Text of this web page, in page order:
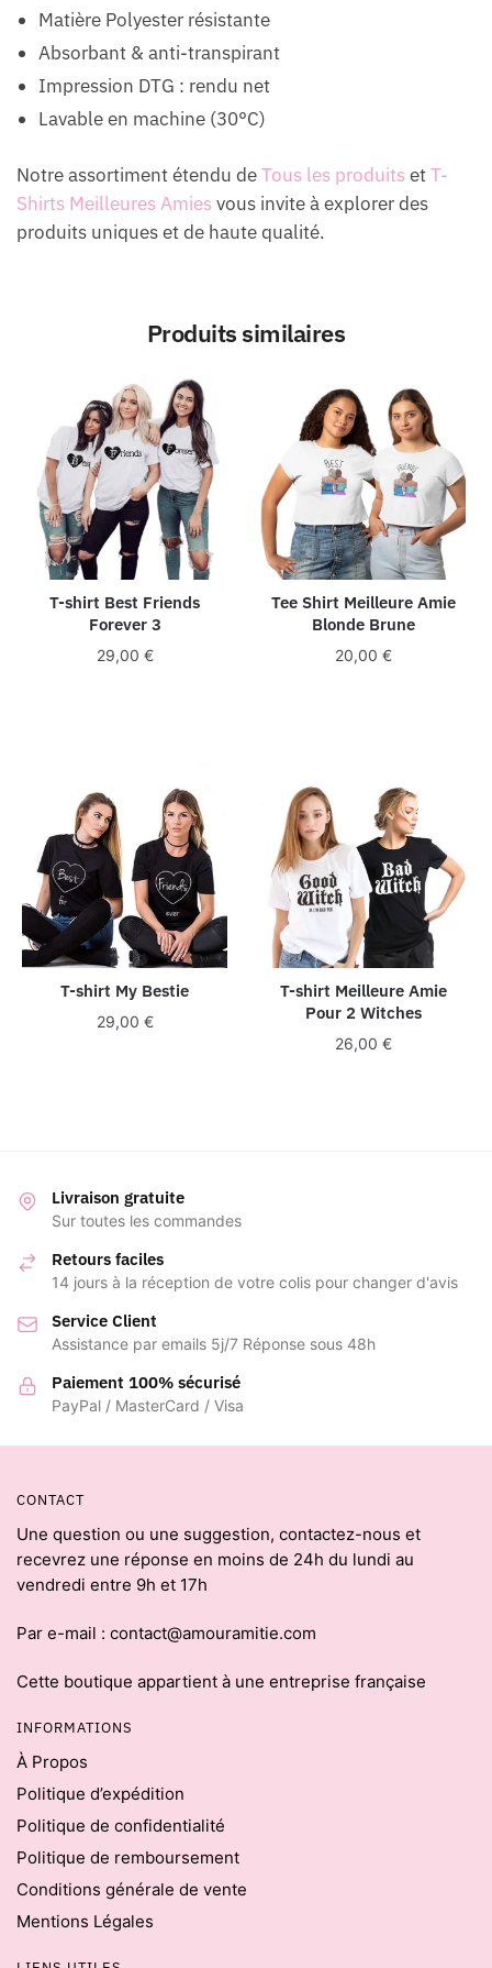
Matière Polyester résistante
Absorbant & anti-transpirant
Impression DTG : rendu net
Lavable en machine (30°C)
Notre assortiment étendu deTous les produitsetT-
Shirts Meilleures Amiesvous invite à explorer des
produits uniques et de haute qualité.
Produits similaires
T-shirt Best Friends
Forever 3
29,00 €
Tee Shirt Meilleure Amie
Blonde Brune
20,00 €
T-shirt My Bestie
29,00 €
T-shirt Meilleure Amie
Pour 2 Witches
26,00 €
Livraison gratuite
Sur toutes les commandes
Retours faciles
14 jours à la réception de votre colis pour changer d'avis
Service Client
Assistance par emails 5j/7 Réponse sous 48h
Paiement 100% sécurisé
PayPal / MasterCard / Visa
CONTACT
Une question ou une suggestion, contactez-nous et
recevrez une réponse en moins de 24h du lundi au
vendredi entre 9h et 17h
Par e-mail : contact@amouramitie.com
Cette boutique appartient à une entreprise française
INFORMATIONS
À Propos
Politique d’expédition
Politique de confidentialité
Politique de remboursement
Conditions générale de vente
Mentions Légales